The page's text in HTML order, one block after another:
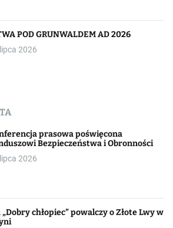
POD GRUNWALDEM AD 2026
2026
prasowa poświęcona
Bezpieczeństwa i Obronności
2026
„Dobry chłopiec” powalczy o Złote Lwy w